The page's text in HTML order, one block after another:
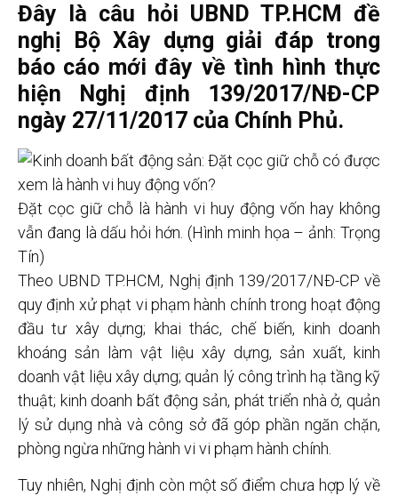
Đây là câu hỏi UBND TP.HCM đề
nghị Bộ Xây dựng giải đáp trong
báo cáo mới đây về tình hình thực
hiện Nghị định 139/2017/NĐ-CP
ngày 27/11/2017 của Chính Phủ.
Đặt cọc giữ chỗ là hành vi huy động vốn hay không
vẫn đang là dấu hỏi hớn. (Hình minh họa – ảnh: Trọng
Tín)
Theo UBND TP.HCM, Nghị định 139/2017/NĐ-CP về
quy định xử phạt vi phạm hành chính trong hoạt động
đầu tư xây dựng; khai thác, chế biến, kinh doanh
khoáng sản làm vật liệu xây dựng, sản xuất, kinh
doanh vật liệu xây dựng; quản lý công trình hạ tầng kỹ
thuật; kinh doanh bất động sản, phát triển nhà ở, quản
lý sử dụng nhà và công sở đã góp phần ngăn chặn,
phòng ngừa những hành vi vi phạm hành chính.
Tuy nhiên, Nghị định còn một số điểm chưa hợp lý về